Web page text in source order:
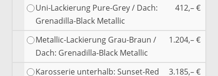
Uni-Lackierung Pure-Grey / Dach:
Grenadilla-Black Metallic
412,– €
Metallic-Lackierung Grau-Braun /
Dach: Grenadilla-Black Metallic
1.204,– €
Karosserie unterhalb: Sunset-Red
3.185,– €